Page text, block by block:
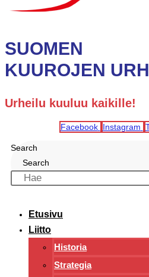
SUOMEN
KUUROJEN
Urheilu kuuluu kaikille!
Facebook Instagram
Search
Search
Etusivu
Liitto
Historia
Strategia